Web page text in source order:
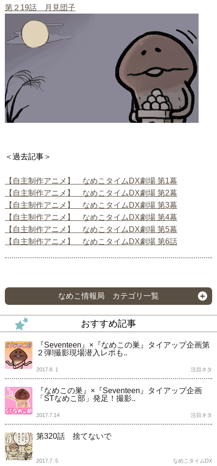
第２19話 月見団子
＜過去記事＞
【自主制作アニメ】 なめこタイムDX劇場 第1幕
【自主制作アニメ】 なめこタイムDX劇場 第2幕
【自主制作アニメ】 なめこタイムDX劇場 第3幕
【自主制作アニメ】 なめこタイムDX劇場 第4幕
【自主制作アニメ】 なめこタイムDX劇場 第5幕
【自主制作アニメ】 なめこタイムDX劇場 第6話
なめこ情報局 カテゴリ一覧
おすすめ記事
『Seventeen』×『なめこの巣』タイアップ企画第
２弾!撮影現場潜入レポも..
2017.8. 1 注目ネタ
『なめこの巣』×『Seventeen』タイアップ企画
「STなめこ部」発足！撮影..
2017.7.14 注目ネタ
第320話 捨てないで
2017.7. 5 なめこタイムDX